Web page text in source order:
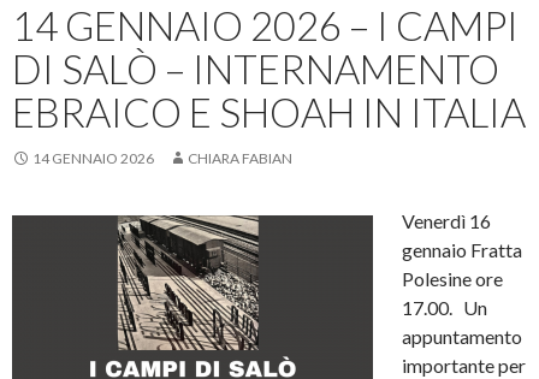
14 GENNAIO 2026 – I CAMPI
DI SALÒ – INTERNAMENTO
EBRAICO E SHOAH IN ITALIA
14 GENNAIO 2026 CHIARA FABIAN
Venerdì 16
gennaio Fratta
Polesine ore
17.00. Un
appuntamento
importante per